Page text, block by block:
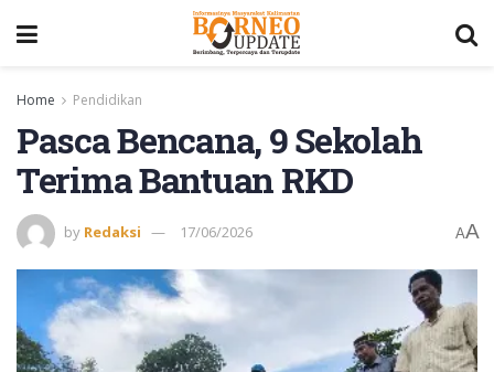
Home Pendidikan
Pasca Bencana, 9 Sekolah
Terima Bantuan RKD
by Redaksi 17/06/2026 AA